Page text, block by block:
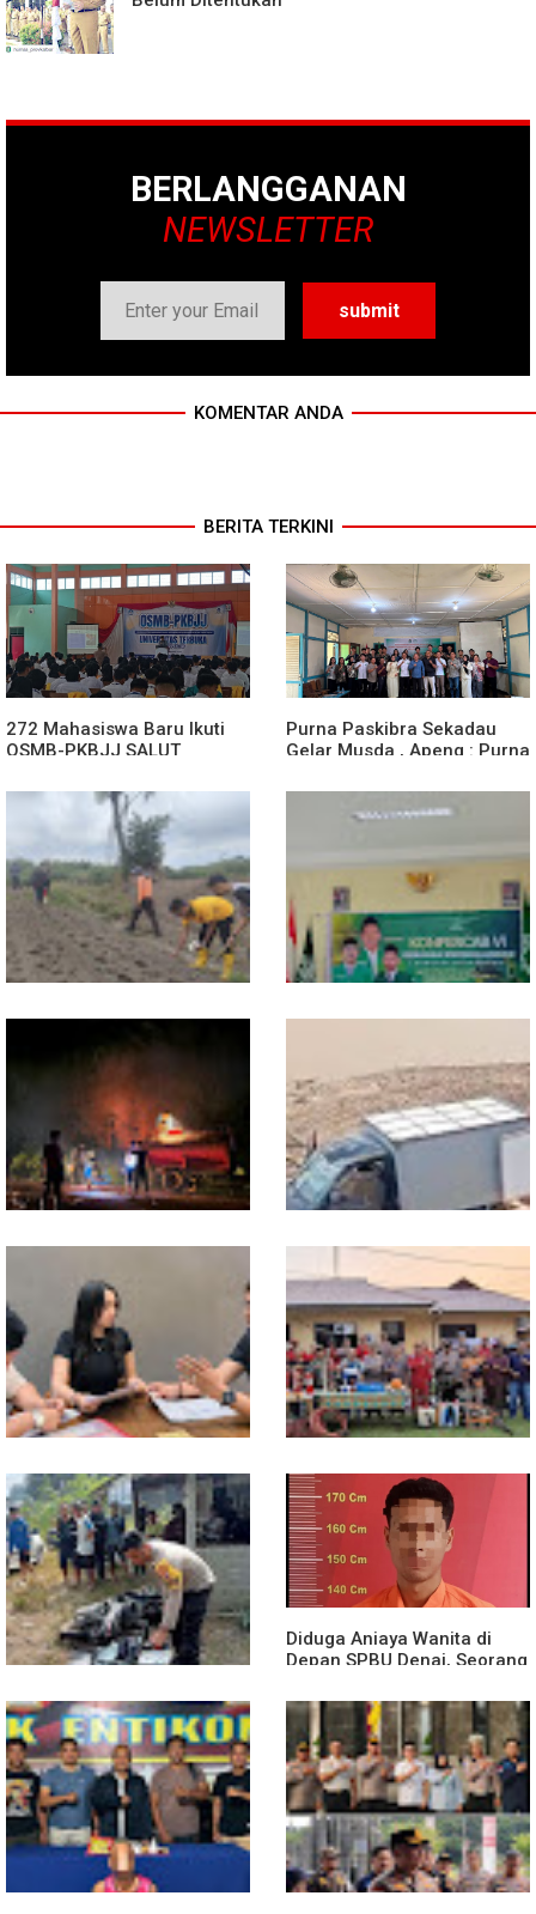
BERLANGGANAN
NEWSLETTER
KOMENTAR ANDA
BERITA TERKINI
272 Mahasiswa Baru Ikuti
OSMB-PKBJJ SALUT
Purna Paskibra Sekadau
Gelar Musda , Apeng : Purna
Agen Terdepan Menjaga
Persatuan Dan Kesatuan
Dukung Swasembada
Pangan, Polsek Entikong
Tanam dan Rawat Jagung
Hibrida di Demplot Entikong
Tapang
Sekwil GP Ansor Kalbar
Hadiri Konfercab Sanggau:
Kader Harus Militan dan
Bermanfaat
13 Jam Berjuang, Polsek
Toba dan Warga Berhasil
Jinakkan Karhutla 7 Hektare
di Desa Bagan Asam
Mobil Box Terjun ke Jurang
Depan KC, Diduga Rem
Blong
Diduga Jadi Korban
Penyebaran Foto Pribadi
dan Dicemarkan di TikTok,
AF Lapor ke Polda Sumut
Polsek Entikong Gelar Apel
Siaga Karhutla 2026, Sinergi
Lintas Sektor Cegah
Kebakaran Hutan dan Lahan
Truk Kontainer Oleng Tabrak
Vario, Warga Kapuas
Meninggal di Dusun Mak
Tampong
Diduga Aniaya Wanita di
Depan SPBU Denai, Seorang
Medan Area